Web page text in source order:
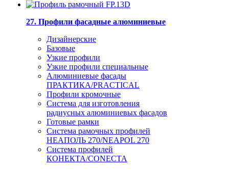
27. Профили фасадные алюминиевые
Дизайнерские
Базовые
Узкие профили
Узкие профили специальные
Алюминиевые фасады
ПРАКТИКА/PRACTICAL
Профили кромочные
Система для изготовления
радиусных алюминиевых фасадов
Готовые рамки
Система рамочных профилей
НЕАПОЛЬ 270/NEAPOL 270
Система профилей
КОНЕКТА/CONECTA